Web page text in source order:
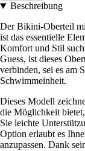
Beschreibung
Der Bikini-Oberteil
ist das essentielle
Komfort und Stil
Guess, ist dieses
verbinden, sei es am
Schwimmeinheit.
Dieses Modell
die Möglichkeit
Sie leichte
Option erlaubt es
anzupassen. Dank